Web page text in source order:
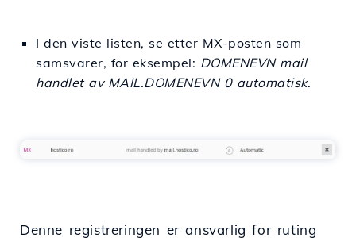
I den viste listen, se etter MX-posten som
samsvarer, for eksempel: DOMENEVN mail
handlet av MAIL.DOMENEVN 0 automatisk.
Denne registreringen er ansvarlig for ruting